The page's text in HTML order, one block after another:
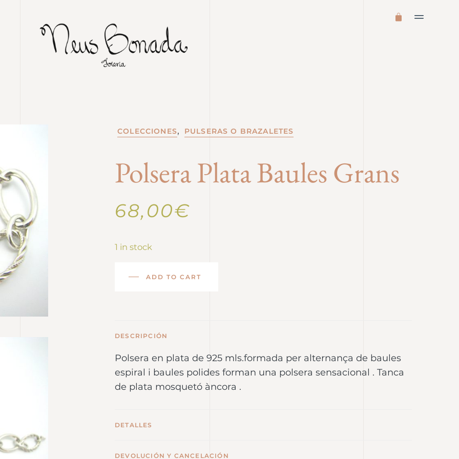
COLECCIONES, PULSERAS O BRAZALETES
Polsera Plata Baules Grans
68,00€
1 in stock
ADD TO CART
DESCRIPCIÓN
Polsera en plata de 925 mls.formada per alternança de baules
espiral i baules polides forman una polsera sensacional . Tanca
de plata mosquetó àncora .
DETALLES
DEVOLUCIÓN Y CANCELACIÓN